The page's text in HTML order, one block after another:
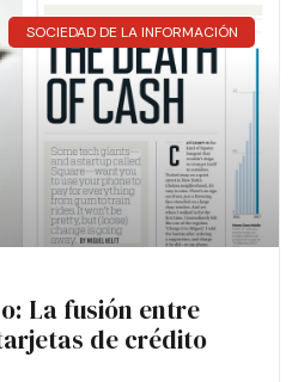
SOCIEDAD DE LA INFORMACIÓN
La fusión entre
de crédito